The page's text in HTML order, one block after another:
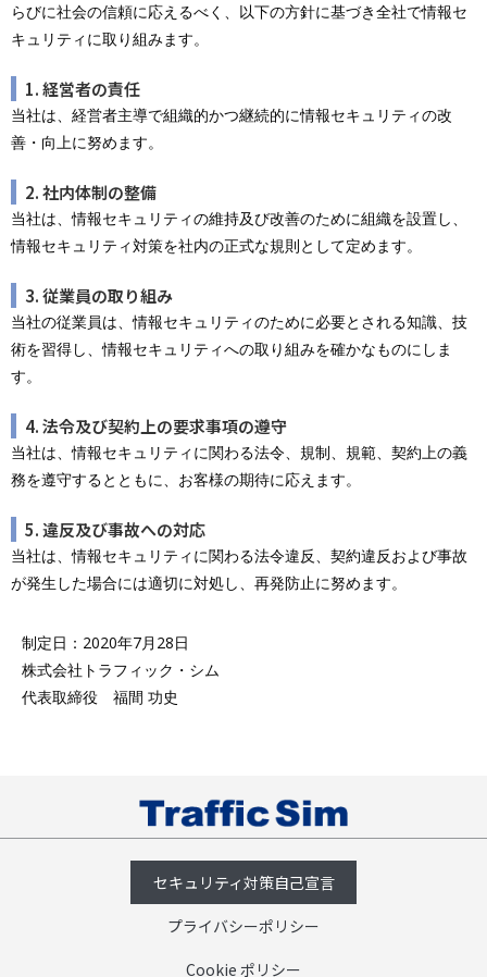
らびに社会の信頼に応えるべく、以下の方針に基づき全社で情報セ
キュリティに取り組みます。
1. 経営者の責任
当社は、経営者主導で組織的かつ継続的に情報セキュリティの改
善・向上に努めます。
2. 社内体制の整備
当社は、情報セキュリティの維持及び改善のために組織を設置し、
情報セキュリティ対策を社内の正式な規則として定めます。
3. 従業員の取り組み
当社の従業員は、情報セキュリティのために必要とされる知識、技
術を習得し、情報セキュリティへの取り組みを確かなものにしま
す。
4. 法令及び契約上の要求事項の遵守
当社は、情報セキュリティに関わる法令、規制、規範、契約上の義
務を遵守するとともに、お客様の期待に応えます。
5. 違反及び事故への対応
当社は、情報セキュリティに関わる法令違反、契約違反および事故
が発生した場合には適切に対処し、再発防止に努めます。
制定日：2020年7月28日
株式会社トラフィック・シム
代表取締役 福間 功史
セキュリティ対策自己宣言
プライバシーポリシー
Cookie ポリシー